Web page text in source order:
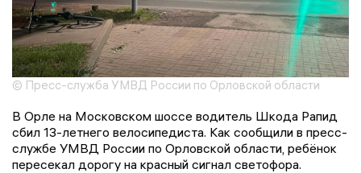
© Пресс-служба УМВД России по Орловской области
В Орле на Московском шоссе водитель Шкода Рапид
сбил 13-летнего велосипедиста. Как сообщили в пресс-
службе УМВД России по Орловской области, ребёнок
пересекал дорогу на красный сигнал светофора.